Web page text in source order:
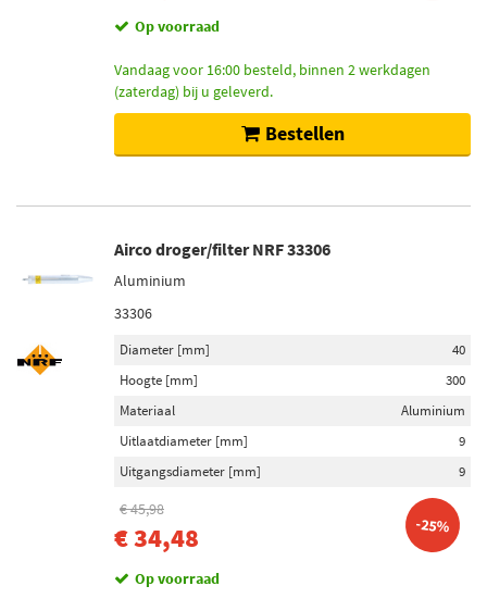
Op voorraad
Vandaag voor 16:00 besteld, binnen 2 werkdagen
(zaterdag) bij u geleverd.
Bestellen
Airco droger/filter NRF 33306
Aluminium
33306
Diameter [mm]
40
Hoogte [mm]
300
Materiaal
Aluminium
Uitlaatdiameter [mm]
9
Uitgangsdiameter [mm]
9
€ 45,98
€ 34,48 -25%
Op voorraad